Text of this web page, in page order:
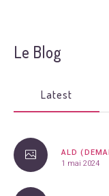
Le Blog
Latest
ALD
1 mai 2024